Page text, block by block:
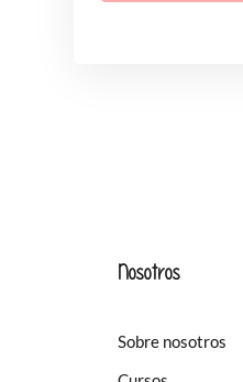
Nosotros
Sobre nosotros